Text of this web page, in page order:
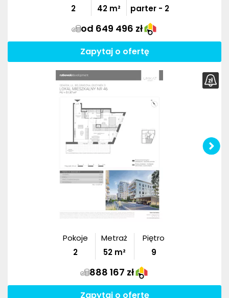
2
42m²
parter - 2
od 649 496 zł
Zapytaj o ofertę
Pokoje
2
Metraż
52m²
Piętro
9
888 167 zł
Zapytaj o ofertę